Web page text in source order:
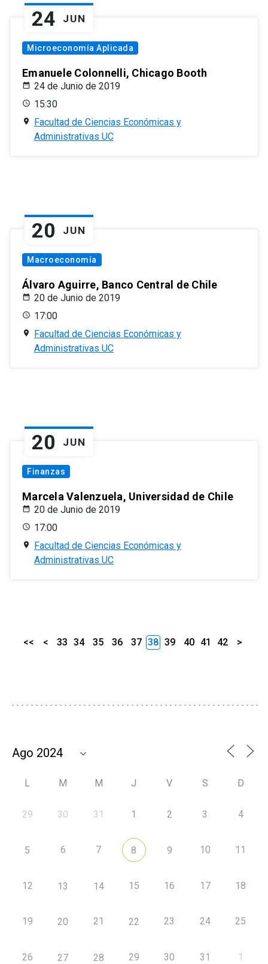
24 JUN
Microeconomía Aplicada
Emanuele Colonnelli, Chicago Booth
24 de Junio de 2019
15:30
Facultad de Ciencias Económicas y
Administrativas UC
20 JUN
Macroeconomía
Álvaro Aguirre, Banco Central de Chile
20 de Junio de 2019
17:00
Facultad de Ciencias Económicas y
Administrativas UC
20 JUN
Finanzas
Marcela Valenzuela, Universidad de Chile
20 de Junio de 2019
17:00
Facultad de Ciencias Económicas y
Administrativas UC
<< < 33 34 35 36 37 38 39 40 41 42 >
L M M J V S D
29 30 31 1 2 3 4
5 6 7 8 9 10 11
12 13 14 15 16 17 18
19 20 21 22 23 24 25
26 27 28 29 30 31 1